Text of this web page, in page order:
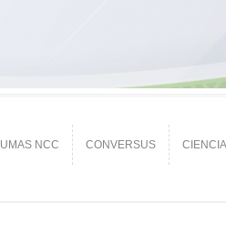
NCC CONVERSUS